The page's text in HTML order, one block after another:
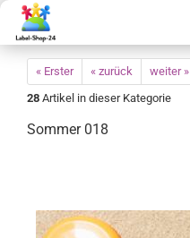
« Erster « zurück weiter »
28 Artikel in dieser Kategorie
Sommer 018